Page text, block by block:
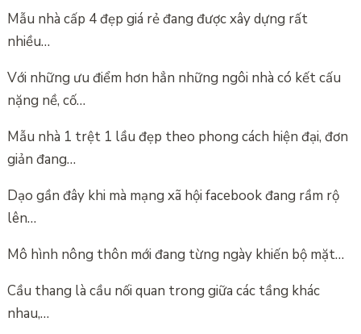
Mẫu nhà cấp 4 đẹp giá rẻ đang được xây dựng rất
nhiều…
Với những ưu điểm hơn hẳn những ngôi nhà có kết cấu
nặng nề, cố…
Mẫu nhà 1 trệt 1 lầu đẹp theo phong cách hiện đại, đơn
giản đang…
Dạo gần đây khi mà mạng xã hội facebook đang rầm rộ
lên…
Mô hình nông thôn mới đang từng ngày khiến bộ mặt…
Cầu thang là cầu nối quan trong giữa các tầng khác
nhau,…